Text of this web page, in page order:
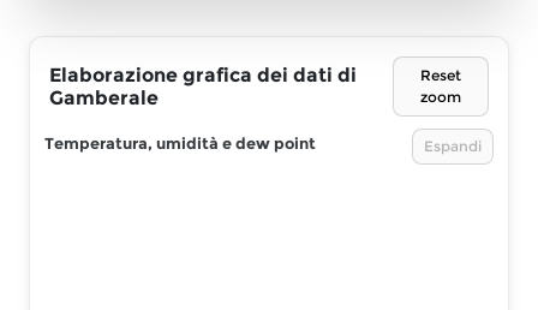
Elaborazione grafica dei dati di
Gamberale
Reset
zoom
Temperatura, umidità e dew point Espandi